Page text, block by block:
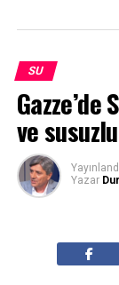
SU
Gazze’de
ve
Yazar